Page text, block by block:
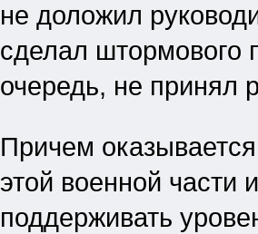
не доложил
сделал штормового
очередь, не принял
Причем
этой военной
поддерживать